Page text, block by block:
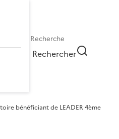
Rechercher
bénéficiant de LEADER 4ème